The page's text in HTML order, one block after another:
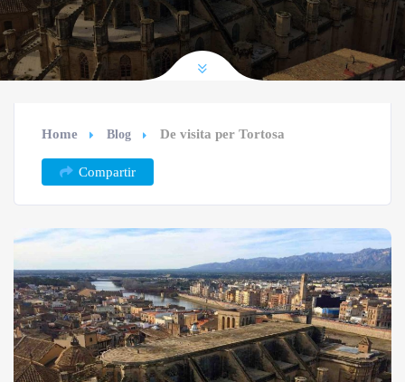
Home Blog De visita per Tortosa
Compartir